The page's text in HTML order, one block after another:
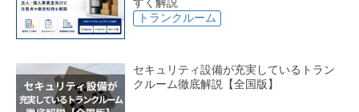
トランクルーム
セキュリティ設備が充実しているトラン
クルーム徹底解説【全国版】